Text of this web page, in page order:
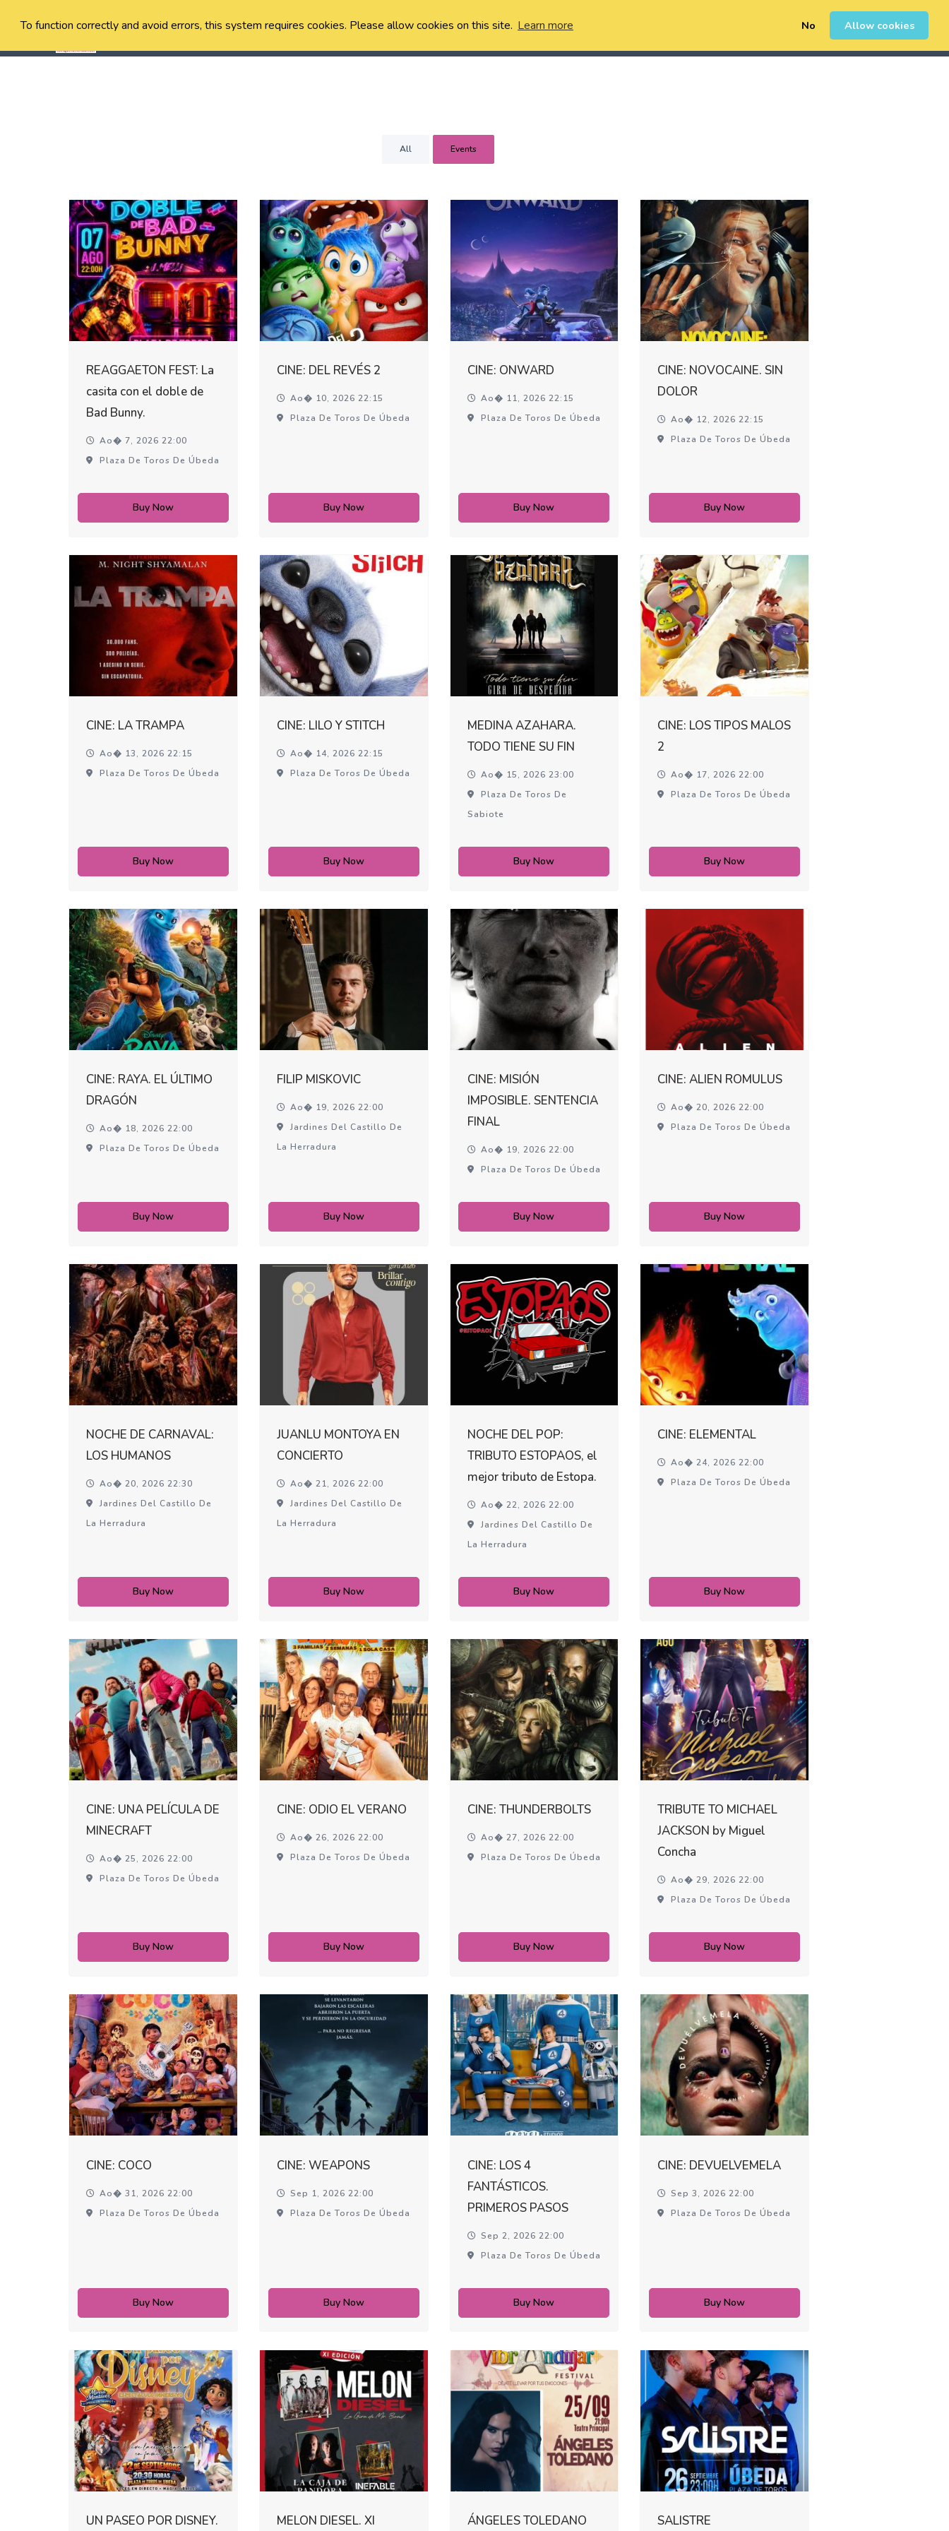
To function correctly and avoid errors, this system requires cookies. Please allow cookies on this site. Learn more No Allow cookies
Sign Up 0
All Events
REAGGAETON FEST: La
casita con el doble de
Bad Bunny.
Ao� 7, 2026 22:00
Plaza De Toros De Úbeda
Buy Now
CINE: DEL REVÉS 2
Ao� 10, 2026 22:15
Plaza De Toros De Úbeda
Buy Now
CINE: ONWARD
Ao� 11, 2026 22:15
Plaza De Toros De Úbeda
Buy Now
CINE: NOVOCAINE. SIN
DOLOR
Ao� 12, 2026 22:15
Plaza De Toros De Úbeda
Buy Now
CINE: LA TRAMPA
Ao� 13, 2026 22:15
Plaza De Toros De Úbeda
Buy Now
CINE: LILO Y STITCH
Ao� 14, 2026 22:15
Plaza De Toros De Úbeda
Buy Now
MEDINA AZAHARA.
TODO TIENE SU FIN
Ao� 15, 2026 23:00
Plaza De Toros De
Sabiote
Buy Now
CINE: LOS TIPOS MALOS
2
Ao� 17, 2026 22:00
Plaza De Toros De Úbeda
Buy Now
CINE: RAYA. EL ÚLTIMO
DRAGÓN
Ao� 18, 2026 22:00
Plaza De Toros De Úbeda
Buy Now
FILIP MISKOVIC
Ao� 19, 2026 22:00
Jardines Del Castillo De
La Herradura
Buy Now
CINE: MISIÓN
IMPOSIBLE. SENTENCIA
FINAL
Ao� 19, 2026 22:00
Plaza De Toros De Úbeda
Buy Now
CINE: ALIEN ROMULUS
Ao� 20, 2026 22:00
Plaza De Toros De Úbeda
Buy Now
NOCHE DE CARNAVAL:
LOS HUMANOS
Ao� 20, 2026 22:30
Jardines Del Castillo De
La Herradura
Buy Now
JUANLU MONTOYA EN
CONCIERTO
Ao� 21, 2026 22:00
Jardines Del Castillo De
La Herradura
Buy Now
NOCHE DEL POP:
TRIBUTO ESTOPAOS, el
mejor tributo de Estopa.
Ao� 22, 2026 22:00
Jardines Del Castillo De
La Herradura
Buy Now
CINE: ELEMENTAL
Ao� 24, 2026 22:00
Plaza De Toros De Úbeda
Buy Now
CINE: UNA PELÍCULA DE
MINECRAFT
Ao� 25, 2026 22:00
Plaza De Toros De Úbeda
Buy Now
CINE: ODIO EL VERANO
Ao� 26, 2026 22:00
Plaza De Toros De Úbeda
Buy Now
CINE: THUNDERBOLTS
Ao� 27, 2026 22:00
Plaza De Toros De Úbeda
Buy Now
TRIBUTE TO MICHAEL
JACKSON by Miguel
Concha
Ao� 29, 2026 22:00
Plaza De Toros De Úbeda
Buy Now
CINE: COCO
Ao� 31, 2026 22:00
Plaza De Toros De Úbeda
Buy Now
CINE: WEAPONS
Sep 1, 2026 22:00
Plaza De Toros De Úbeda
Buy Now
CINE: LOS 4
FANTÁSTICOS.
PRIMEROS PASOS
Sep 2, 2026 22:00
Plaza De Toros De Úbeda
Buy Now
CINE: DEVUELVEMELA
Sep 3, 2026 22:00
Plaza De Toros De Úbeda
Buy Now
UN PASEO POR DISNEY. MELON DIESEL. XI ÁNGELES TOLEDANO SALISTRE